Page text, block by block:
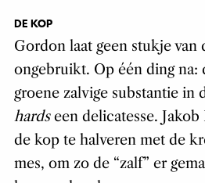
DE KOP
Gordon laat geen stukje van
ongebruikt. Op één ding na:
groene zalvige substantie in
hardseen delicatesse.
de kop te halveren met de
mes, om zo de “zalf” er